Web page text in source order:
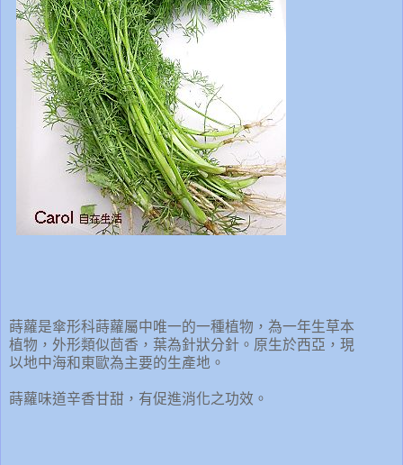
蒔蘿是傘形科蒔蘿屬中唯一的一種植物，為一年生草本
植物，外形類似茴香，葉為針狀分針。原生於西亞，現
以地中海和東歐為主要的生產地。
蒔蘿味道辛香甘甜，有促進消化之功效。